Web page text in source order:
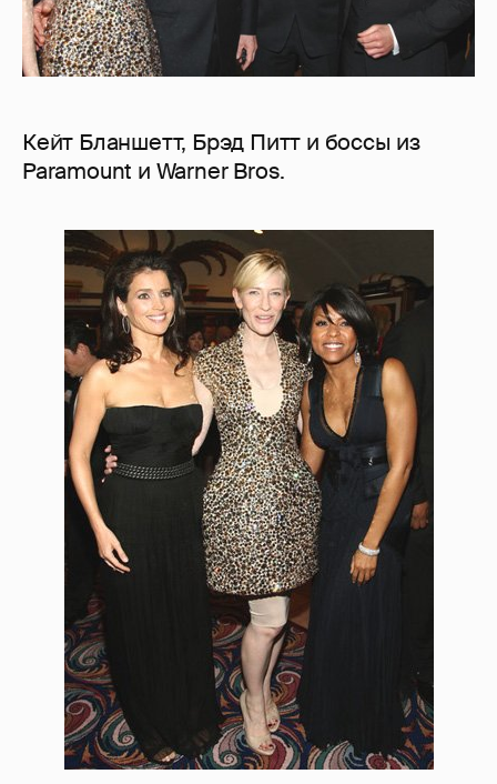
Кейт Бланшетт, Брэд Питт и боссы из
Paramount и Warner Bros.